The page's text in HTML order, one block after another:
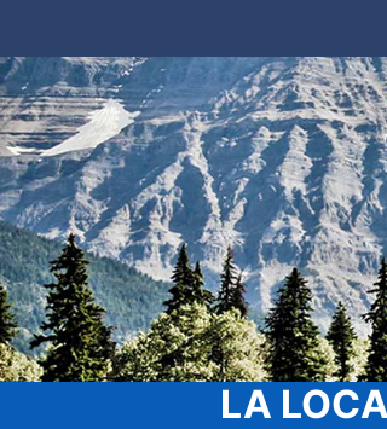
LA